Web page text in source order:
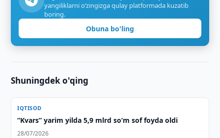
yangiliklarni o‘zingizga qulay platformada kuzatib
boring.
Obuna bo'ling
Shuningdek o'qing
IQTISOD
“Kvars” yarim yilda 5,9 mlrd so‘m sof foyda oldi
28/07/2026